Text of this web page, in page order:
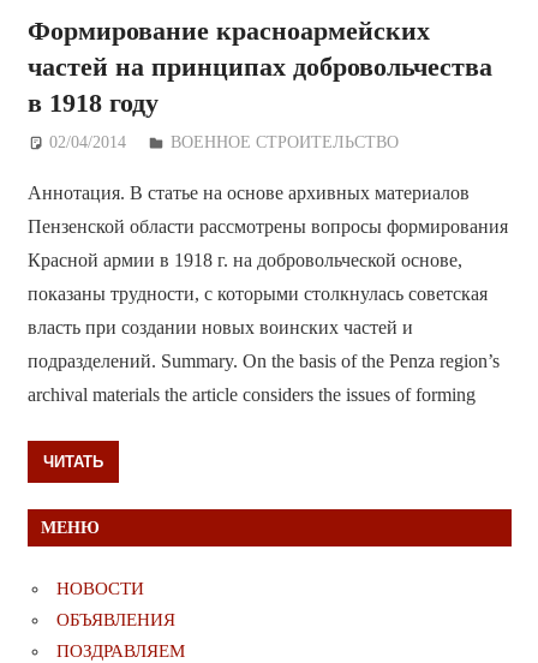
Формирование красноармейских
частей на принципах добровольчества
в 1918 году
02/04/2014 Дежурный по Редакции
ВОЕННОЕ СТРОИТЕЛЬСТВО
Аннотация. В статье на основе архивных материалов
Пензенской области рассмотрены вопросы формирования
Красной армии в 1918 г. на добровольческой основе,
показаны трудности, с которыми столкнулась советская
власть при создании новых воинских частей и
подразделений. Summary. On the basis of the Penza region’s
archival materials the article considers the issues of forming
ЧИТАТЬ
МЕНЮ
НОВОСТИ
ОБЪЯВЛЕНИЯ
ПОЗДРАВЛЯЕМ